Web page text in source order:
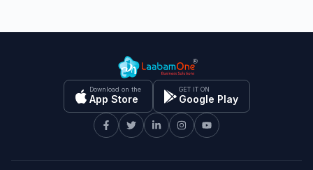
Download on the
App Store
GET IT ON
Google Play